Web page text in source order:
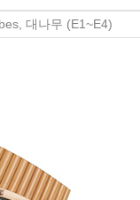
대나무 (E1~E4)